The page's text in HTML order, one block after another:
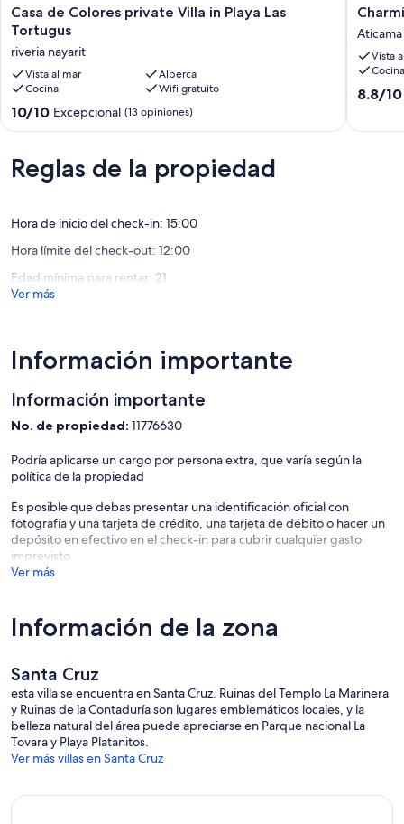
Casa
de
Colores
private
Villa
in
Playa
Las
riveria
nayarit
Casa de Colores private Villa in Playa Las
Tortugus
riveria nayarit
Vista al mar
Alberca
Cocina
Wifi gratuito
10.0
de
Excepcional,
(13
10/10 Excepcional (13 opiniones)
Ocean
View
Retreat,
Bay
Aticama
Vista
Cocina
8.8
8.8/10
Reglas de la propiedad
Hora de inicio del check-in: 15:00
Hora límite del check-out: 12:00
Edad mínima para rentar: 21
Ver más
Información importante
Información importante
No. de propiedad: 11776630
Podría aplicarse un cargo por persona extra, que varía según la
política de la propiedad
Es posible que debas presentar una identificación oficial con
fotografía y una tarjeta de crédito, una tarjeta de débito o hacer un
depósito en efectivo en el check-in para cubrir cualquier gasto
imprevisto
Ver más
Información de la zona
Santa Cruz
esta villa se encuentra en Santa Cruz. Ruinas del Templo La Marinera
y Ruinas de la Contaduría son lugares emblemáticos locales, y la
belleza natural del área puede apreciarse en Parque nacional La
Tovara y Playa Platanitos.
Ver más villas en Santa Cruz